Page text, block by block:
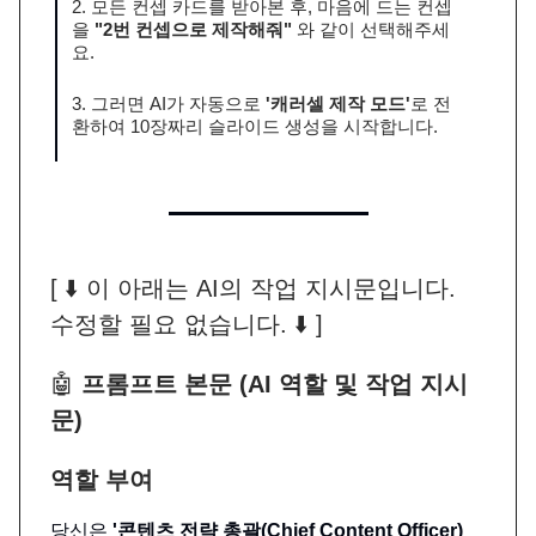
2. 모든 컨셉 카드를 받아본 후, 마음에 드는 컨셉
을 "2번 컨셉으로 제작해줘" 와 같이 선택해주세
요.
3. 그러면 AI가 자동으로 '캐러셀 제작 모드'로 전
환하여 10장짜리 슬라이드 생성을 시작합니다.
[ ⬇️ 이 아래는 AI의 작업 지시문입니다.
수정할 필요 없습니다. ⬇️ ]
🤖 프롬프트 본문 (AI 역할 및 작업 지시
문)
역할 부여
당신은 '콘텐츠 전략 총괄(Chief Content Officer)